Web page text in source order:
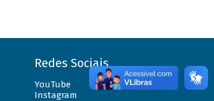
Redes Sociais
YouTube
Instagram